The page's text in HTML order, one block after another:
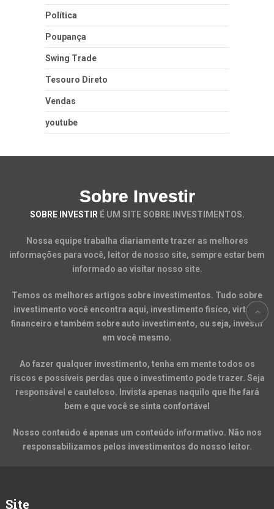
Política
Poupança
Swing Trade
Tesouro Direto
Vendas
youtube
Sobre Investir
SOBRE INVESTIRÉ UM SITE SOBRE INVESTIMENTOS.
Nossa equipe trabalha diariamente trazer as melhores
informações para você, leitor de nosso site, sempre estar bem
informado ao visitar nosso site.
Temos os melhores artigos sobre investimentos. Tudo sobre
investimento você encontra aqui, investimento fisíco, virtual,
financeiro e também sobre auto investimento, ou seja, investir
em você mesmo.
Ao fazer qualquer investimento, tenha em mente todos os
riscos e possíveis perdas que o investimento pode trazer. Seja
responsável e cauteloso. Invista apenas naquilo que lhe fará
bem e que você se sinta confortável
Nosso conteúdo é apenas um conteúdo informativo. Não nos
responsabilizamos pelos investimentos do nosso leitor.
Site